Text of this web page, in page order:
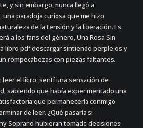
y sin embargo, nunca llegó a
paradoja curiosa que me hizo
de la tensión y la liberación. Es
a los fans del género, Una Rosa Sin
libro pdf descargar sintiendo perplejos y
rompecabezas con piezas faltantes.
leer el libro, sentí una sensación de
sabiendo que había experimentado una
que permanecería conmigo
de leer. ¿Qué pasaría si
Soprano hubieran tomado decisiones